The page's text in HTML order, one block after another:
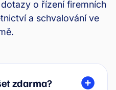
o řízení firemních
a schvalování ve
zdarma?